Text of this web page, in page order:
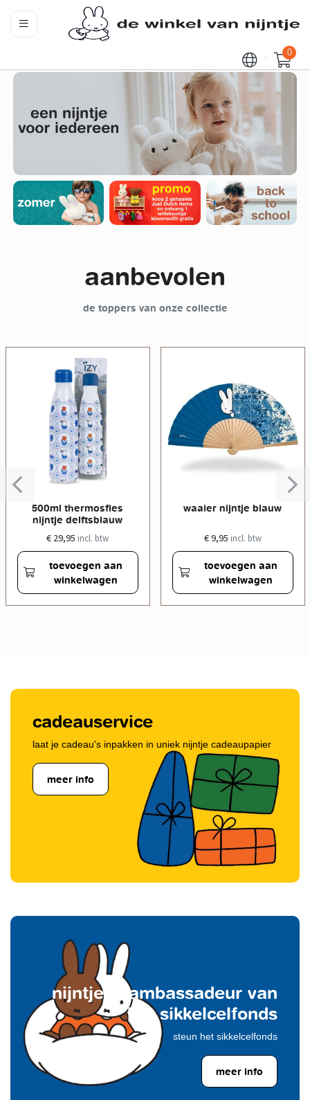
0
aanbevolen
de toppers van onze collectie
500ml thermosfles
nijntje delftsblauw
€ 29,95 incl. btw
toevoegen aan
winkelwagen
waaier nijntje blauw
€ 9,95 incl. btw
toevoegen aan
winkelwagen
cadeauservice
laat je cadeau's inpakken in uniek nijntje cadeaupapier
meer info
nijntje is ambassadeur van
het sikkelcelfonds
steun het sikkelcelfonds
meer info